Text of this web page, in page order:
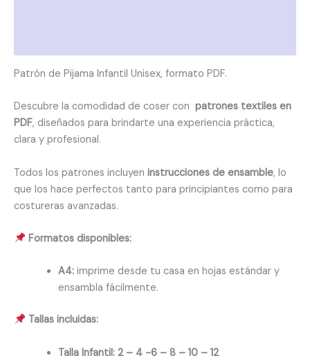
Patrón de Pijama Infantil Unisex, formato PDF.
Descubre la comodidad de coser con patrones textiles en
PDF, diseñados para brindarte una experiencia práctica,
clara y profesional.
Todos los patrones incluyen instrucciones de ensamble, lo
que los hace perfectos tanto para principiantes como para
costureras avanzadas.
Formatos disponibles:
A4:imprime desde tu casa en hojas estándar y
ensambla fácilmente.
Tallas incluidas:
Talla Infantil: 2 – 4 -6 – 8 – 10 – 12